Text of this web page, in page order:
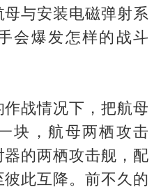
与安装电磁弹射系
会爆发怎样的战斗
战情况下，把航母
块，航母两栖攻击
的两栖攻击舰，配
此互降。前不久的